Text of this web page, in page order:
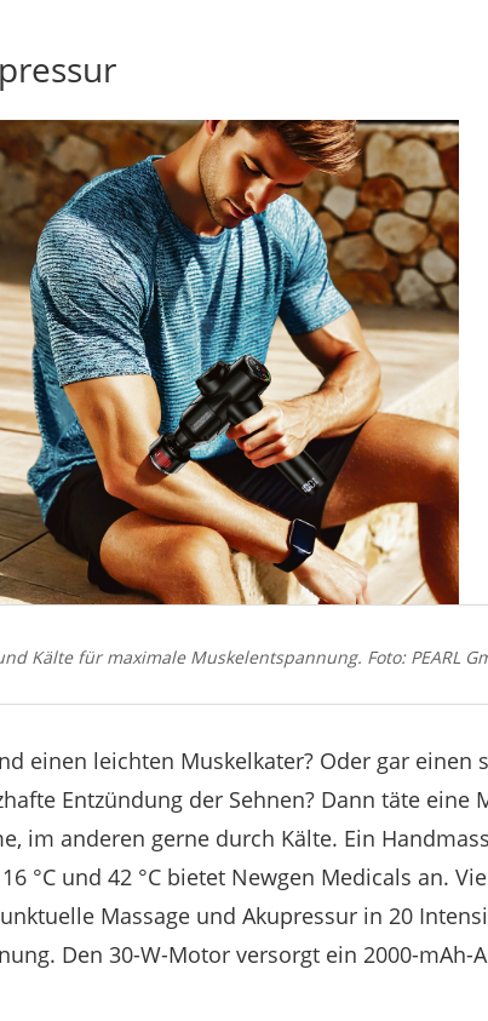
Kälte für maximale Muskelentspannung. Foto: PEARL
einen leichten Muskelkater? Oder gar einen
Entzündung der Sehnen? Dann täte eine
im anderen gerne durch Kälte. Ein
°C und 42 °C bietet Newgen Medicals an.
Massage und Akupressur in 20
Den 30-W-Motor versorgt ein 2000-mAh-